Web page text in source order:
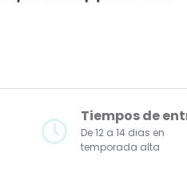
Tiempos de
De 12 a 14 dias en
temporada alta